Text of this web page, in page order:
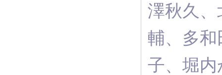
澤秋久
輔、多
子、堀